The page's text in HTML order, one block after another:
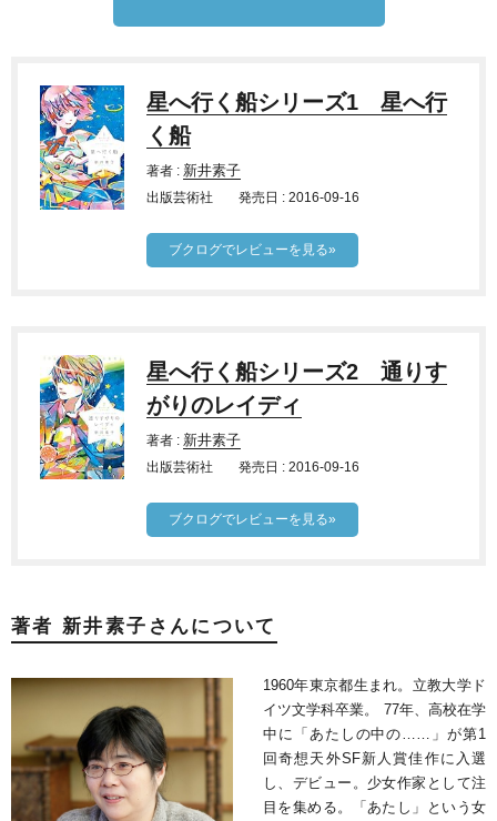
星へ行く船シリーズ1 星へ行
く船
著者 : 新井素子
出版芸術社
発売日 : 2016-09-16
ブクログでレビューを見る»
星へ行く船シリーズ2 通りす
がりのレイディ
著者 : 新井素子
出版芸術社
発売日 : 2016-09-16
ブクログでレビューを見る»
著者 新井素子さんについて
1960年東京都生まれ。立教大学ド
イツ文学科卒業。 77年、高校在学
中に「あたしの中の……」が第1
回奇想天外SF新人賞佳作に入選
し、デビュー。少女作家として注
目を集める。「あたし」という女